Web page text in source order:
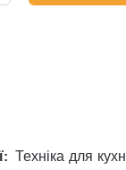
Техніка для